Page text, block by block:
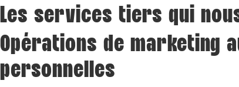
Les services tiers qui
Opérations de marketing
personnelles